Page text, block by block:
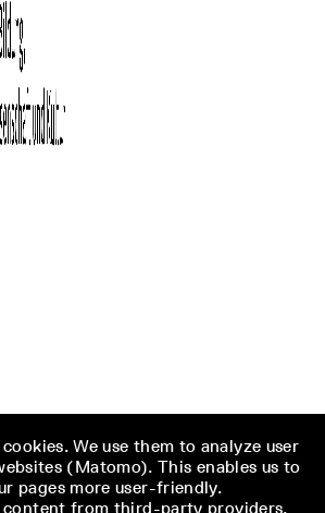
We use them to analyze user
(Matomo). This enables us to
pages more user-friendly.
content from third-party providers,